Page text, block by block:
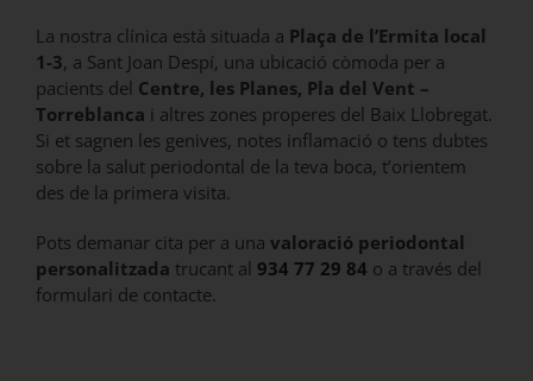
La nostra clínica està situada a Plaça de l’Ermita local
1-3, a Sant Joan Despí, una ubicació còmoda per a
pacients del Centre, les Planes, Pla del Vent –
Torreblanca i altres zones properes del Baix Llobregat.
Si et sagnen les genives, notes inflamació o tens dubtes
sobre la salut periodontal de la teva boca, t’orientem
des de la primera visita.
Pots demanar cita per a una valoració periodontal
personalitzada trucant al 934 77 29 84 o a través del
formulari de contacte.